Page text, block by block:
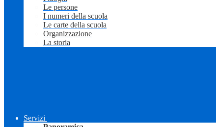
Le persone
I numeri della scuola
Le carte della scuola
Organizzazione
La storia
Servizi